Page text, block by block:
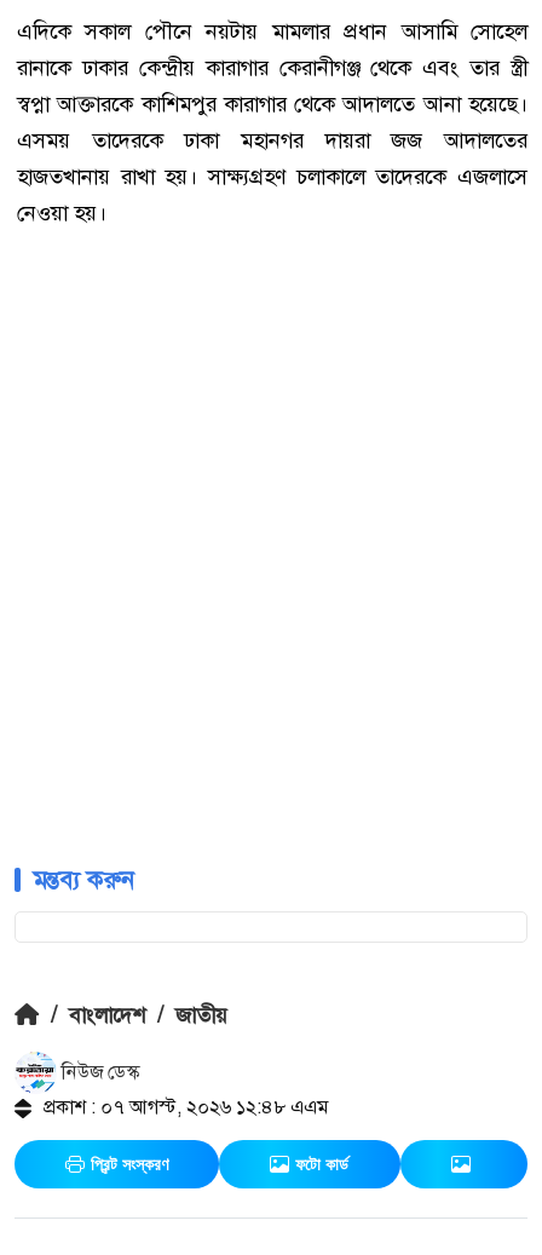
এদিকে সকাল পৌনে নয়টায় মামলার প্রধান আসামি সোহেল
রানাকে ঢাকার কেন্দ্রীয় কারাগার কেরানীগঞ্জ থেকে এবং তার স্ত্রী
স্বপ্না আক্তারকে কাশিমপুর কারাগার থেকে আদালতে আনা হয়েছে।
এসময় তাদেরকে ঢাকা মহানগর দায়রা জজ আদালতের
হাজতখানায় রাখা হয়। সাক্ষ্যগ্রহণ চলাকালে তাদেরকে এজলাসে
নেওয়া হয়।
মন্তব্য করুন
/ বাংলাদেশ / জাতীয়
নিউজ ডেস্ক
প্রকাশ : ০৭ আগস্ট, ২০২৬ ১২:৪৮ এএম
প্রিন্ট সংস্করণ ফটো কার্ড